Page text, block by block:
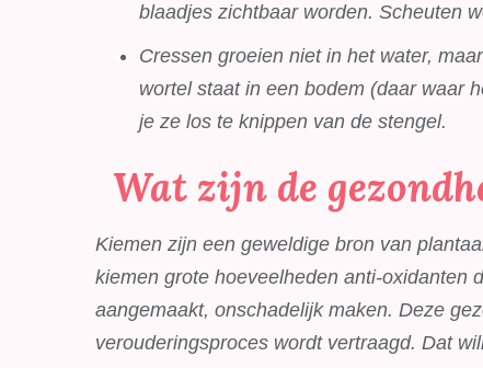
blaadjes zichtbaar worden. Scheuten
Cressen groeien niet in het water,
wortel staat in een bodem (daar waar
je ze los te knippen van de stengel.
Wat zijn de
Kiemen zijn een geweldige bron van
kiemen grote hoeveelheden anti-oxidanten
aangemaakt, onschadelijk maken. Deze
verouderingsproces wordt vertraagd. Dat